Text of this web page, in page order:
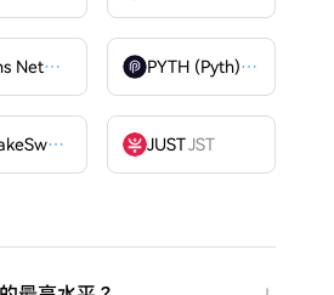
Billions Network PYTH (Pyth)
PYTH
PancakeSwap JUSTJST